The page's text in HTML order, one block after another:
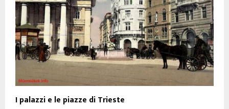
I palazzi e le piazze di Trieste